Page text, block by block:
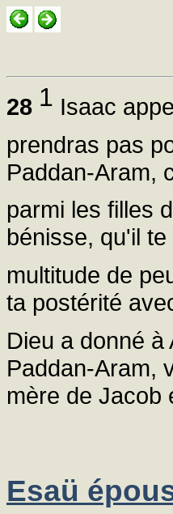
28 1 Isaac
prendras pas
Paddan-Aram,
parmi les filles
bénisse, qu'il
multitude de
ta postérité
Dieu a donné à
Paddan-Aram,
mère de Jacob
Esaü